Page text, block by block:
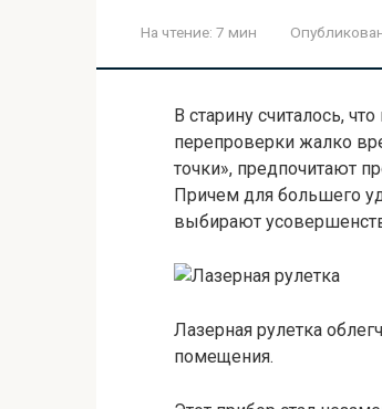
На чтение: 7 мин
В старину считалось,
перепроверки жалко
точки», предпочитают
Причем для большего
выбирают
Лазерная рулетка
помещения.